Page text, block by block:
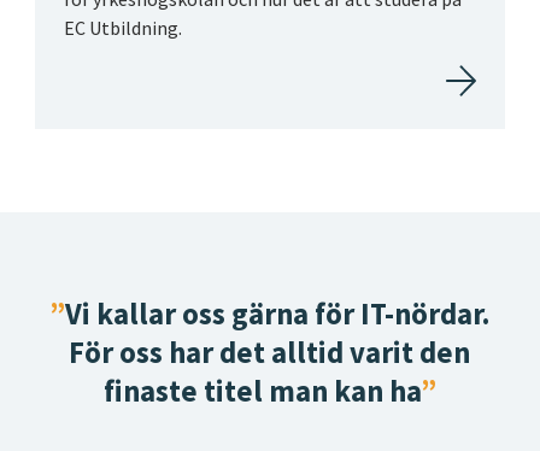
EC Utbildning.
Vi kallar oss gärna för IT-nördar.
För oss har det alltid varit den
finaste titel man kan ha